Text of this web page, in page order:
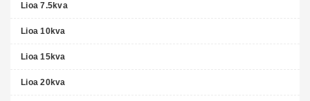
Lioa 7.5kva
Lioa 10kva
Lioa 15kva
Lioa 20kva